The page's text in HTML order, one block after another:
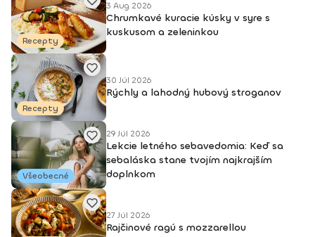
Recepty
3 Aug 2026
Chrumkavé kuracie kúsky v syre s
kuskusom a zeleninkou
Recepty
30 Júl 2026
Rýchly a lahodný hubový stroganov
Všeobecné
29 Júl 2026
Lekcie letného sebavedomia: Keď sa
sebaláska stane tvojím najkrajším
doplnkom
27 Júl 2026
Rajčinové ragú s mozzarellou